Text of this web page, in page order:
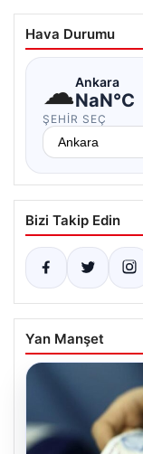
Hava Durumu
☁Ankara
NaN°C
ŞEHIR SEÇ
Bizi Takip Edin
Yan Manşet